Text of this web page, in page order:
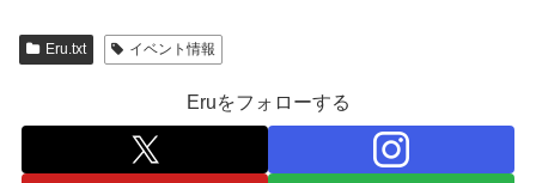
Eru.txt イベント情報
Eruをフォローする